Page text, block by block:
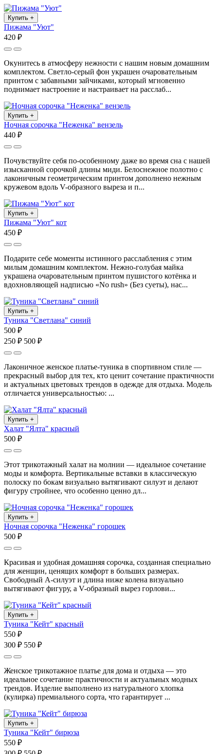
Купить +
Пижама "Уют"
420 ₽
Окунитесь в атмосферу нежности с нашим новым домашним
комплектом. Светло-серый фон украшен очаровательным
принтом с забавными зайчиками, который мгновенно
поднимает настроение и настраивает на расслаб...
Купить +
Ночная сорочка "Неженка" вензель
440 ₽
Почувствуйте себя по-особенному даже во время сна с нашей
изысканной сорочкой длины миди. Белоснежное полотно с
лаконичным геометрическим принтом дополнено нежным
кружевом вдоль V-образного выреза и п...
Купить +
Пижама "Уют" кот
450 ₽
Подарите себе моменты истинного расслабления с этим
милым домашним комплектом. Нежно-голубая майка
украшена очаровательным принтом пушистого котёнка и
вдохновляющей надписью «No rush» (Без суеты), нас...
Купить +
Туника "Светлана" синий
500 ₽
250 ₽ 500 ₽
Лаконичное женское платье-туника в спортивном стиле —
прекрасный выбор для тех, кто ценит сочетание практичности
и актуальных цветовых трендов в одежде для отдыха. Модель
отличается универсальностью: ...
Купить +
Халат "Ялта" красный
500 ₽
Этот трикотажный халат на молнии — идеальное сочетание
моды и комфорта. Вертикальные вставки в классическую
полоску по бокам визуально вытягивают силуэт и делают
фигуру стройнее, что особенно ценно дл...
Купить +
Ночная сорочка "Неженка" горошек
500 ₽
Красивая и удобная домашняя сорочка, созданная специально
для женщин, ценящих комфорт в больших размерах.
Свободный А-силуэт и длина ниже колена визуально
вытягивают фигуру, а V-образный вырез горлови...
Купить +
Туника "Кейт" красный
550 ₽
300 ₽ 550 ₽
Женское трикотажное платье для дома и отдыха — это
идеальное сочетание практичности и актуальных модных
трендов. Изделие выполнено из натурального хлопка
(кулирка) премиального сорта, что гарантирует ...
Купить +
Туника "Кейт" бирюза
550 ₽